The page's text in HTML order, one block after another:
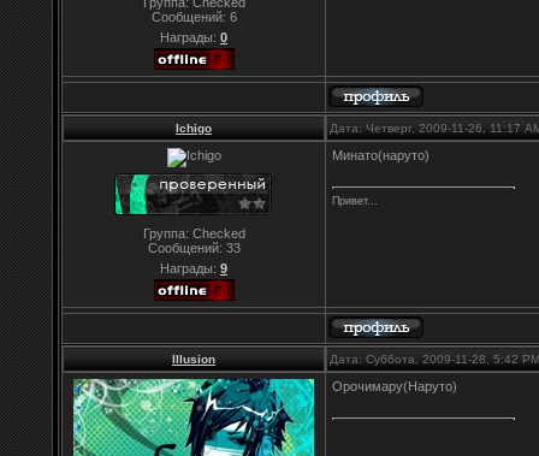
Сообщений: 6
Награды: 0
Ichigo Дата: Четверг, 2009-11-26, 11:17
Группа: Checked
Сообщений: 33
Награды: 9
Минато(наруто)
Привет...
Illusion Дата: Суббота, 2009-11-28, 5:42
Орочимару(Наруто)